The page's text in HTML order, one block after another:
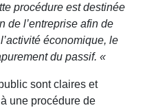
procédure est destinée
de l’entreprise afin de
économique, le
du passif. «
sont claires et
une procédure de